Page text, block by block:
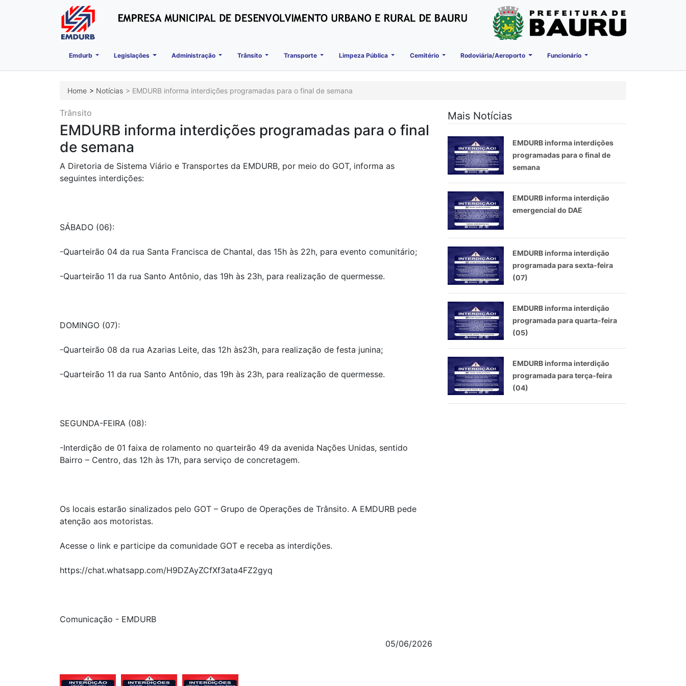
Emdurb Legislações Administração Trânsito Transporte Limpeza Pública Cemitério Rodoviária/Aeroporto Funcionário
Home Notícias EMDURB informa interdições programadas para o final de semana
Trânsito
EMDURB informa interdições programadas para o final
de semana
A Diretoria de Sistema Viário e Transportes da EMDURB, por meio do GOT, informa as
seguintes interdições:
SÁBADO (06):
-Quarteirão 04 da rua Santa Francisca de Chantal, das 15h às 22h, para evento comunitário;
-Quarteirão 11 da rua Santo Antônio, das 19h às 23h, para realização de quermesse.
DOMINGO (07):
-Quarteirão 08 da rua Azarias Leite, das 12h às23h, para realização de festa junina;
-Quarteirão 11 da rua Santo Antônio, das 19h às 23h, para realização de quermesse.
SEGUNDA-FEIRA (08):
-Interdição de 01 faixa de rolamento no quarteirão 49 da avenida Nações Unidas, sentido
Bairro – Centro, das 12h às 17h, para serviço de concretagem.
Os locais estarão sinalizados pelo GOT – Grupo de Operações de Trânsito. A EMDURB pede
atenção aos motoristas.
Acesse o link e participe da comunidade GOT e receba as interdições.
https://chat.whatsapp.com/H9DZAyZCfXf3ata4FZ2gyq
Comunicação - EMDURB
05/06/2026
Mais Notícias
EMDURB informa interdições
programadas para o final de
semana
EMDURB informa interdição
emergencial do DAE
EMDURB informa interdição
programada para sexta-feira
(07)
EMDURB informa interdição
programada para quarta-feira
(05)
EMDURB informa interdição
programada para terça-feira
(04)